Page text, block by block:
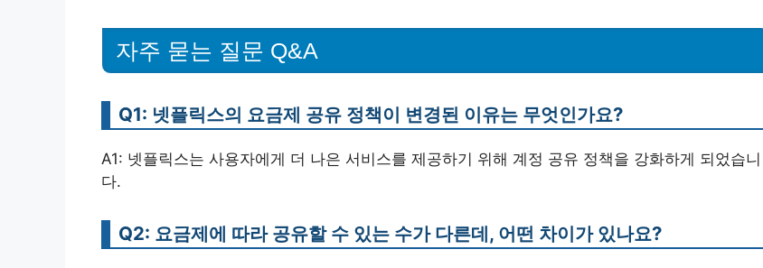
자주 묻는 질문 Q&A
Q1: 넷플릭스의 요금제 공유 정책이 변경된 이유는 무엇인가요?
A1: 넷플릭스는 사용자에게 더 나은 서비스를 제공하기 위해 계정 공유 정책을 강화하게 되었습니
다.
Q2: 요금제에 따라 공유할 수 있는 수가 다른데, 어떤 차이가 있나요?